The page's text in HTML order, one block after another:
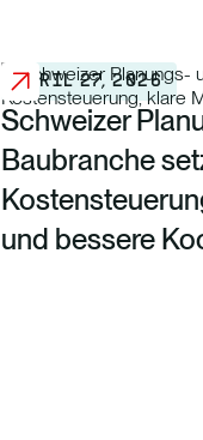
APRIL 27, 2026
Schweizer
Baubranche
und bessere